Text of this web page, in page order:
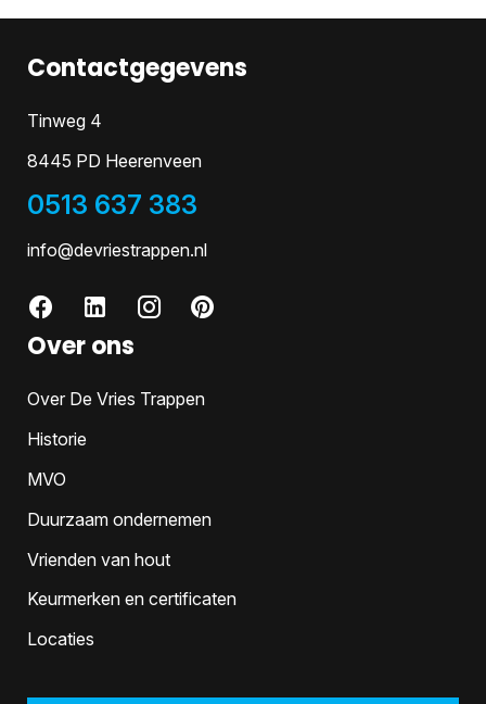
Over ons
Over De Vries Trappen
Historie
MVO
Duurzaam ondernemen
Vrienden van hout
Keurmerken en certificaten
Locaties
Contactgegevens
Tinweg 4
8445 PD Heerenveen
0513 637 383
info@devriestrappen.nl